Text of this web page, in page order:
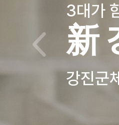
3대가
新
강진군